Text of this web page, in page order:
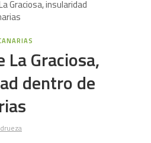
Graciosa, insularidad
La Graciosa,
dentro de